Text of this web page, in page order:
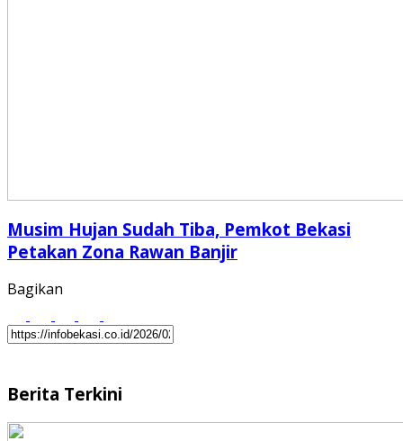
Musim Hujan Sudah Tiba, Pemkot Bekasi
Petakan Zona Rawan Banjir
Bagikan
Berita Terkini